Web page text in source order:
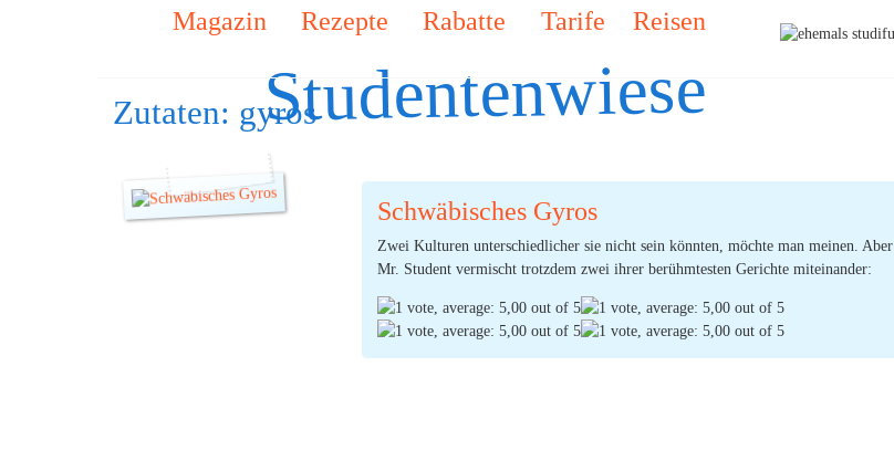
Studentenwiese
Magazin Rezepte Rabatte Tarife Reisen
Zutaten: gyros
Schwäbisches Gyros
Zwei Kulturen unterschiedlicher sie nicht sein könnten, möchte man meinen. Aber
Mr. Student vermischt trotzdem zwei ihrer berühmtesten Gerichte miteinander: